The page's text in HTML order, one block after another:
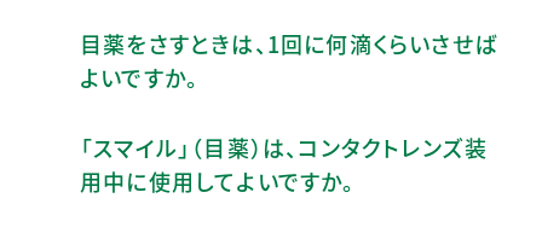
目薬をさすときは、1回に何滴くらいさせば
よいですか。
「スマイル」（目薬）は、コンタクトレンズ装
用中に使用してよいですか。